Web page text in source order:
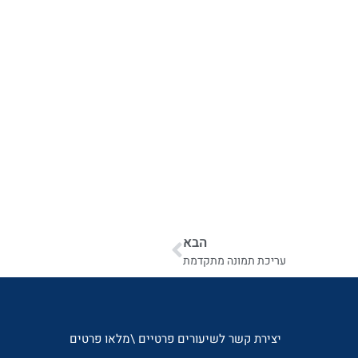
הבא
עריכת תמונה מתקדמת
יצירת קשר לשיעורים פרטיים \מלאו פרטים